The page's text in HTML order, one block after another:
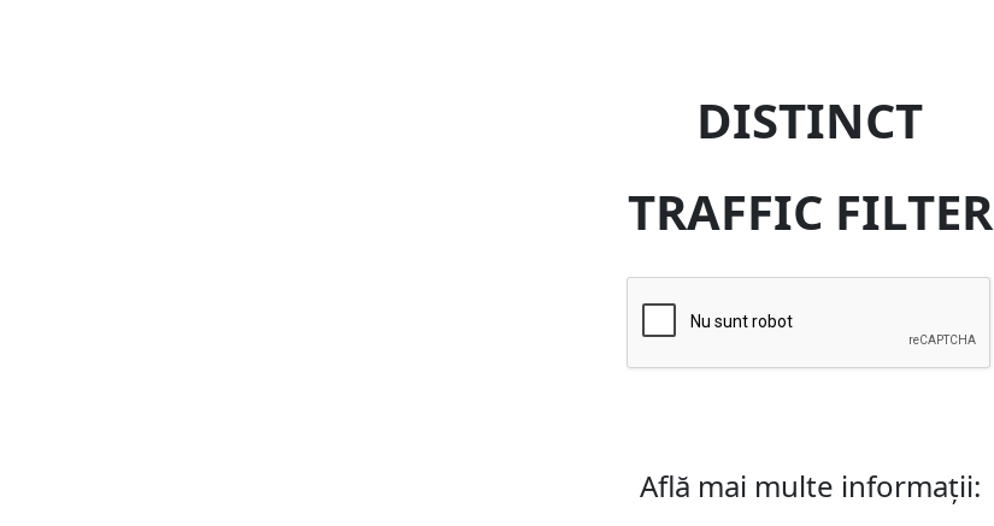
DISTINCT
TRAFFIC FILTER
Află mai multe informații: